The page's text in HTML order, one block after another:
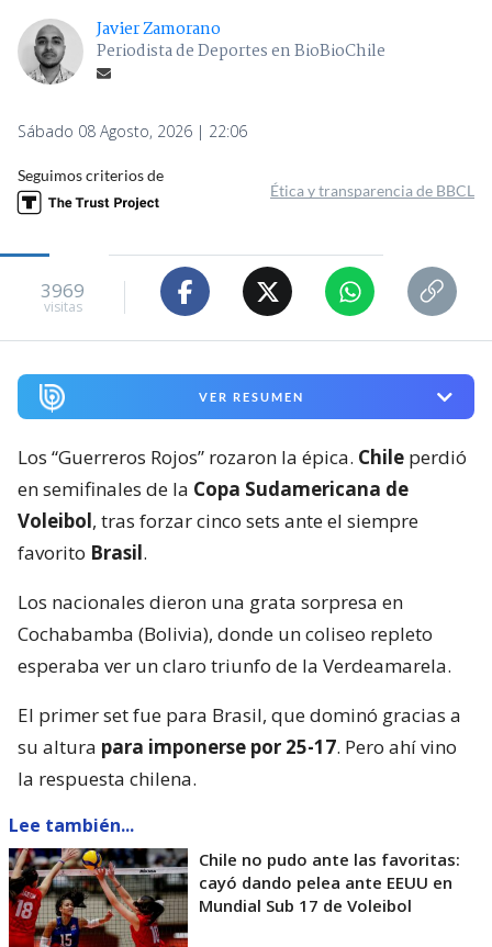
Javier Zamorano
Periodista de Deportes en BioBioChile
Sábado 08 Agosto, 2026 | 22:06
Seguimos criterios de
Ética y transparencia de BBCL
3969
visitas
VER RESUMEN
Los “Guerreros Rojos” rozaron la épica. Chile perdió
en semifinales de la Copa Sudamericana de
Voleibol, tras forzar cinco sets ante el siempre
favorito Brasil.
Los nacionales dieron una grata sorpresa en
Cochabamba (Bolivia), donde un coliseo repleto
esperaba ver un claro triunfo de la Verdeamarela.
El primer set fue para Brasil, que dominó gracias a
su altura para imponerse por 25-17. Pero ahí vino
la respuesta chilena.
Lee también...
Chile no pudo ante las favoritas:
cayó dando pelea ante EEUU en
Mundial Sub 17 de Voleibol